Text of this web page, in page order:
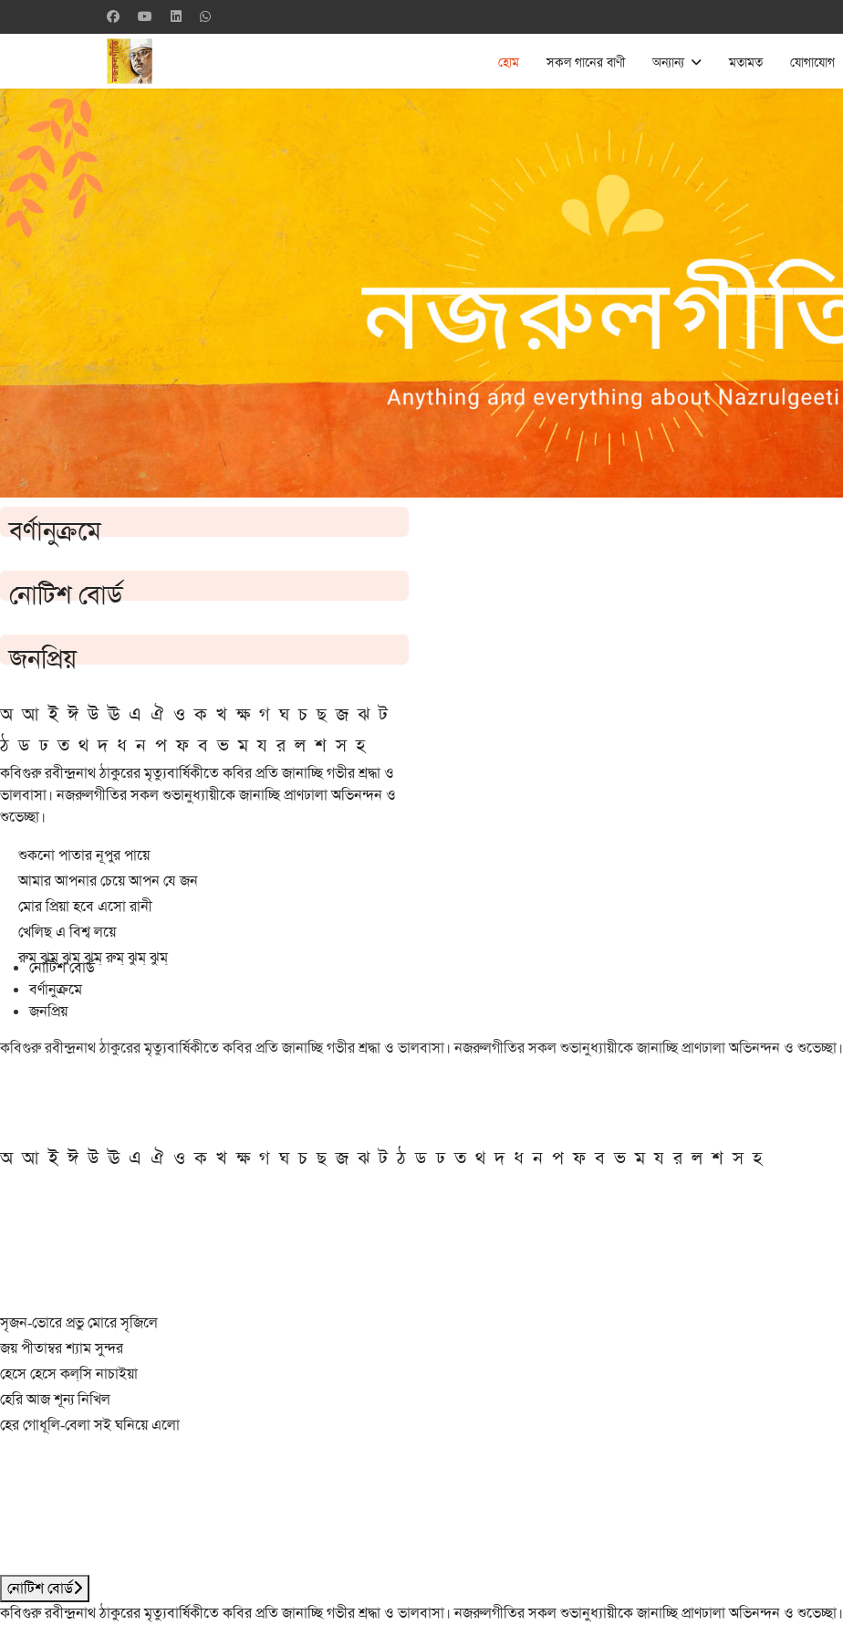
হোম সকল গানের বাণী অন্যান্য মতামত যোগাযোগ
বর্ণানুক্রমে
নোটিশ বোর্ড
জনপ্রিয়
অ আ ই ঈ উ ঊ এ ঐ ও ক খ ক্ষ গ ঘ চ ছ জ ঝ ট
ঠ ড ঢ ত থ দ ধ ন প ফ ব ভ ম য র ল শ স হ
কবিগুরু রবীন্দ্রনাথ ঠাকুরের মৃত্যুবার্ষিকীতে কবির প্রতি জানাচ্ছি গভীর শ্রদ্ধা ও
ভালবাসা। নজরুলগীতির সকল শুভানুধ্যায়ীকে জানাচ্ছি প্রাণঢালা অভিনন্দন ও
শুভেচ্ছা।
শুকনো পাতার নূপুর পায়ে
আমার আপনার চেয়ে আপন যে জন
মোর প্রিয়া হবে এসো রানী
খেলিছ এ বিশ্ব লয়ে
রুম্ ঝুম্ ঝুম্ ঝুম্ রুম্ ঝুম্ ঝুম্
নোটিশ বোর্ড
বর্ণানুক্রমে
জনপ্রিয়
কবিগুরু রবীন্দ্রনাথ ঠাকুরের মৃত্যুবার্ষিকীতে কবির প্রতি জানাচ্ছি গভীর শ্রদ্ধা ও ভালবাসা। নজরুলগীতির সকল শুভানুধ্যায়ীকে জানাচ্ছি প্রাণঢালা অভিনন্দন ও শুভেচ্ছা।
অ আ ই ঈ উ ঊ এ ঐ ও ক খ ক্ষ গ ঘ চ ছ জ ঝ ট ঠ ড ঢ ত থ দ ধ ন প ফ ব ভ ম য র ল শ স হ
সৃজন-ভোরে প্রভু মোরে সৃজিলে
জয় পীতাম্বর শ্যাম সুন্দর
হেসে হেসে কল্‌সি নাচাইয়া
হেরি আজ শূন্য নিখিল
হের গোধূলি-বেলা সই ঘনিয়ে এলো
নোটিশ বোর্ড
কবিগুরু রবীন্দ্রনাথ ঠাকুরের মৃত্যুবার্ষিকীতে কবির প্রতি জানাচ্ছি গভীর শ্রদ্ধা ও ভালবাসা। নজরুলগীতির সকল শুভানুধ্যায়ীকে জানাচ্ছি প্রাণঢালা অভিনন্দন ও শুভেচ্ছা।